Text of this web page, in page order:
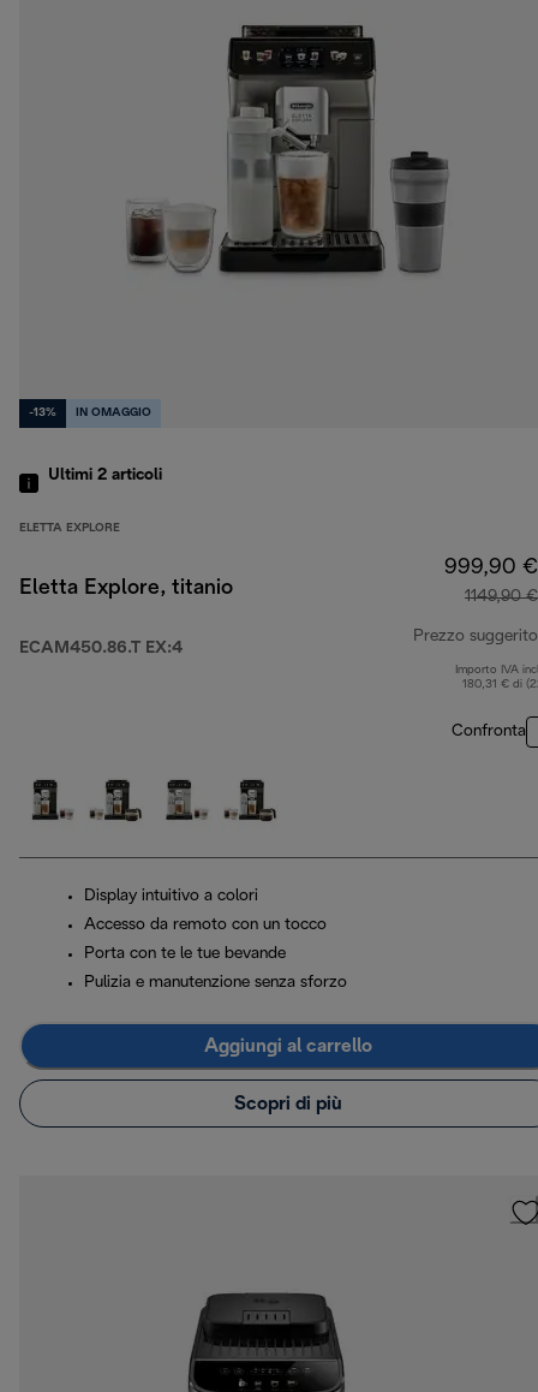
-13% IN OMAGGIO
Ultimi 2 articoli
ELETTA EXPLORE
Eletta Explore, titanio
ECAM450.86.T EX:4
999,90 €
1149,90 €
Prezzo suggerito
Importo IVA
180,31 € di
Confronta
Display intuitivo a colori
Accesso da remoto con un tocco
Porta con te le tue bevande
Pulizia e manutenzione senza sforzo
Aggiungi al carrello
Scopri di più